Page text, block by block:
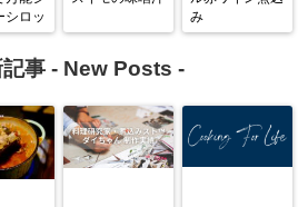
シロッ
み
事 - New Posts -